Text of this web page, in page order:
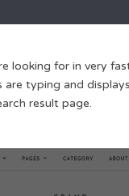
looking for in very
typing and
result page.